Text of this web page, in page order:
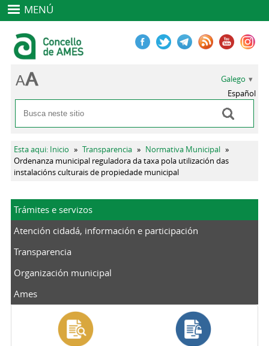
MENÚ
Formulario de busca
Buscar
Galego
Español
Vostede está aquí
Esta aqui: Inicio » Transparencia » Normativa Municipal »
Ordenanza municipal reguladora da taxa pola utilización das
instalacións culturais de propiedade municipal
Trámites e servizos
Atención cidadá, información e participación
Transparencia
Organización municipal
Ames